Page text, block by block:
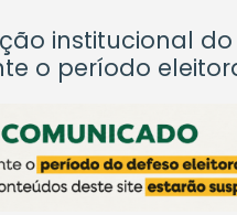
institucional do
o período